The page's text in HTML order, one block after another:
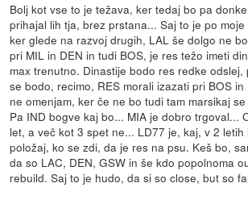
Bolj kot vse to je težava, ker tedaj bo pa
prihajal lih tja, brez prstana... Saj to je po
ker glede na razvoj drugih, LAL še dolgo ne
pri MIL in DEN in tudi BOS, je res težo imeti
max trenutno. Dinastije bodo res redke odslej,
se bodo, recimo, RES morali izazati pri BOS in
ne omenjam, ker če ne bo tudi tam marsikaj
Pa IND bogve kaj bo... MIA je dobro trgoval...
let, a več kot 3 spet ne... LD77 je, kaj, v 2
položaj, ko se zdi, da je res na psu. Keš bo,
da so LAC, DEN, GSW in še kdo popolnoma
rebuild. Saj to je hudo, da si so close, but so